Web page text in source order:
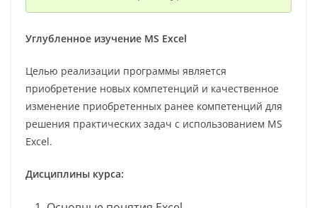
Углубленное изучение MS Excel
Целью реализации программы является
приобретение новых компетенций и качественное
изменение приобретенных ранее компетенций для
решения практических задач с использованием MS
Excel.
Дисциплины курса: